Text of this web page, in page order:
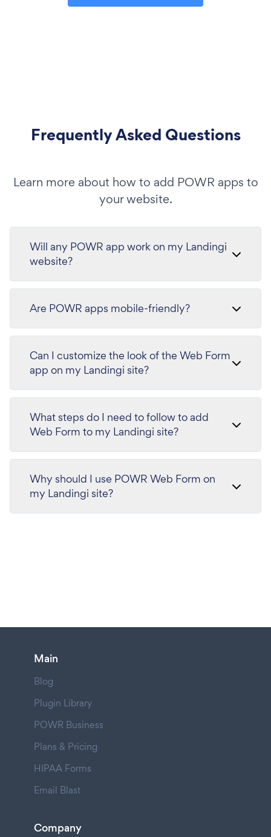
Frequently Asked Questions
Learn more about how to add POWR apps to
your website.
Will any POWR app work on my Landingi
website?
Are POWR apps mobile-friendly?
Can I customize the look of the Web Form
app on my Landingi site?
What steps do I need to follow to add
Web Form to my Landingi site?
Why should I use POWR Web Form on
my Landingi site?
Main
Blog
Plugin Library
POWR Business
Plans & Pricing
HIPAA Forms
Email Blast
Company